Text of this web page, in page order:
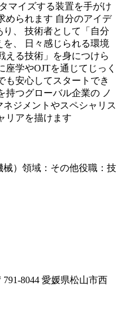
マイズする装置を手がけ
められます 自分のアイデ
、 技術者として「自分
、 日々感じられる環境
える技術」を身につけら
学やOJTを通じてじっく
も安心してスタートでき
持つグローバル企業の ノ
ジメントやスペシャリス
リアを描けます
） 領域 ： その他役職 ： 技
791-8044 愛媛県松山市西